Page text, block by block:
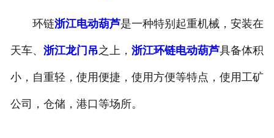
浙江垃圾抓斗起重机
浙江洁净起重机
环链浙江电动葫芦是一种特别起重机械，安装在
天车、 浙江龙门吊 之上， 浙江环链电动葫芦具备体积
小，自重轻，使用便捷，使用方便等特点，使用工矿
公司，仓储，港口等场所。